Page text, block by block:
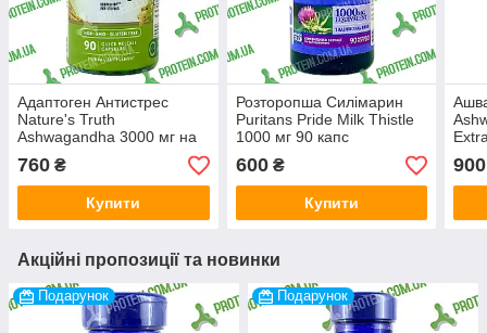
Адаптоген Антистрес
Nature's Truth
Ashwagandha 3000 мг на
Капсулу) 90 капс
760 ₴
Купити
Розторопша Силімарин
Puritans Pride Milk Thistle
1000 мг 90 капс
600₴
Купити
капс
900
Акційні пропозиції та новинки
Подарунок Подарунок